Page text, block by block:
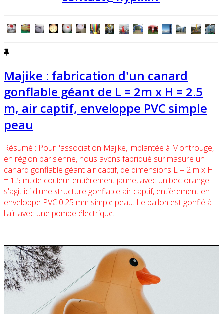
Majike : fabrication d'un canard
gonflable géant de L = 2m x H = 2.5
m, air captif, enveloppe PVC simple
peau
Résumé : Pour l'association Majike, implantée à Montrouge,
en région parisienne, nous avons fabriqué sur masure un
canard gonflable géant air captif, de dimensions L = 2 m x H
= 1.5 m, de couleur entièrement jaune, avec un bec orange. Il
s'agit ici d'une structure gonflable air captif, entièrement en
enveloppe PVC 0.25 mm simple peau. Le ballon est gonflé à
l'air avec une pompe électrique.